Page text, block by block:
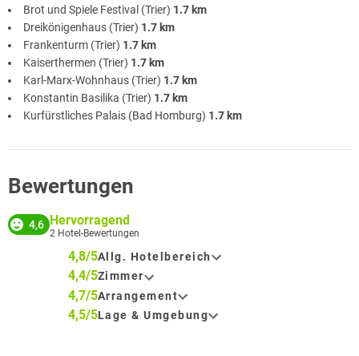
Brot und Spiele Festival (Trier) 1.7 km
Dreikönigenhaus (Trier) 1.7 km
Frankenturm (Trier) 1.7 km
Kaiserthermen (Trier) 1.7 km
Karl-Marx-Wohnhaus (Trier) 1.7 km
Konstantin Basilika (Trier) 1.7 km
Kurfürstliches Palais (Bad Homburg) 1.7 km
Bewertungen
4,6 Hervorragend
2 Hotel-Bewertungen
4,8/5Allg. Hotelbereich
4,4/5Zimmer
4,7/5Arrangement
4,5/5Lage & Umgebung